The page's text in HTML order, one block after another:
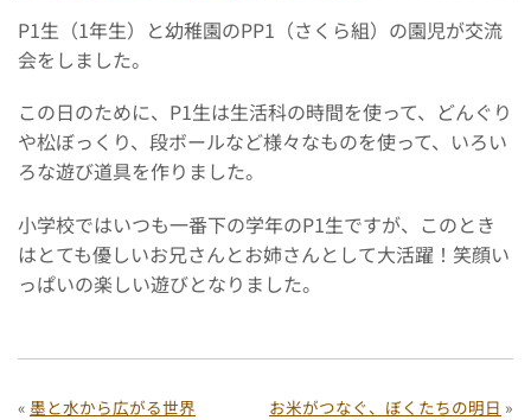
P1生（1年生）と幼稚園のPP1（さくら組）の園児が交流
会をしました。
この日のために、P1生は生活科の時間を使って、どんぐり
や松ぼっくり、段ボールなど様々なものを使って、いろい
ろな遊び道具を作りました。
小学校ではいつも一番下の学年のP1生ですが、このとき
はとても優しいお兄さんとお姉さんとして大活躍！笑顔い
っぱいの楽しい遊びとなりました。
« 墨と水から広がる世界 お米がつなぐ、ぼくたちの明日 »